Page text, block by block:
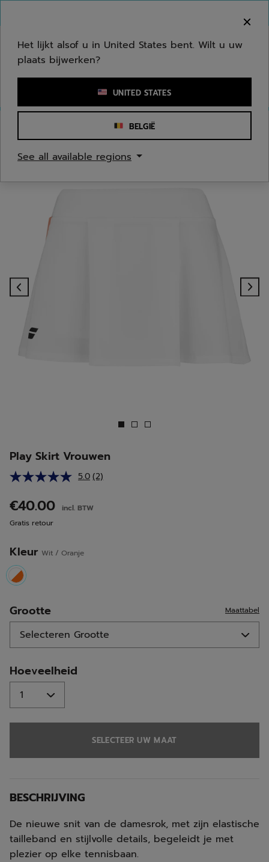
Een zoekwoord of een artikelnummer invoeren
Play Skirt Vrouwen
5.0 Lees
Dezelfde
(2)
€40.00
incl. BTW
Gratis retour
Kleur Wit / Oranje
selected
Grootte Maattabel
Hoeveelheid
SELECTEER UW MAAT
BESCHRIJVING
De nieuwe snit van de damesrok, met zijn elastische
tailleband en stijlvolle details, begeleidt je met
plezier op elke tennisbaan.
Het lijkt alsof u in United States bent. Wilt u uw
plaats bijwerken?
UNITED STATES
BELGIË
See all available regions